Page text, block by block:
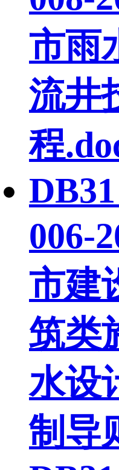
市雨
流井
程
006-
市建
筑类
水设
制导